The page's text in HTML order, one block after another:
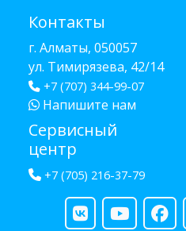
Контакты
г. Алматы, 050057
ул. Тимирязева, 42/14
+7 (707) 344-99-07
Напишите нам
Сервисный
центр
+7 (705) 216-37-79